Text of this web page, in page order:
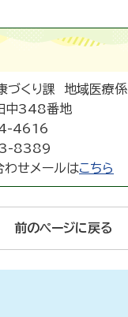
づくり課 地域医療係
中348番地
4616
8389
わせメールはこちら
前のページに戻る